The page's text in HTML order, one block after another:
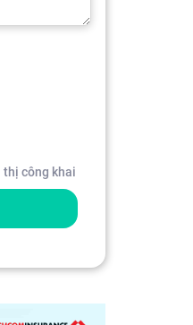
thị công khai